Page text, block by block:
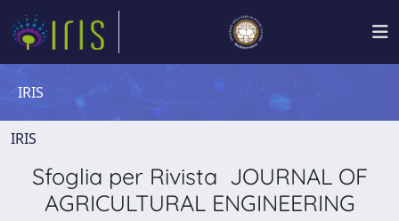
IRIS
IRIS
Sfoglia per Rivista JOURNAL OF
AGRICULTURAL ENGINEERING